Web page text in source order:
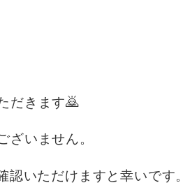
だきます🙇
ざいません。
いただけますと幸いです。